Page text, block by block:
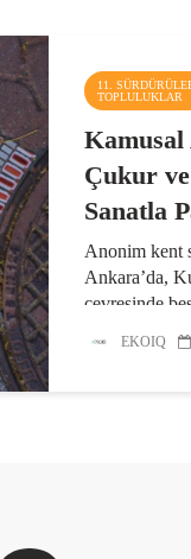
11.
TOPLULUKLAR
Çukur
Sanatla
Anonim kent
Ankara’da,
çevresinde
yılından bu
EKOIQ